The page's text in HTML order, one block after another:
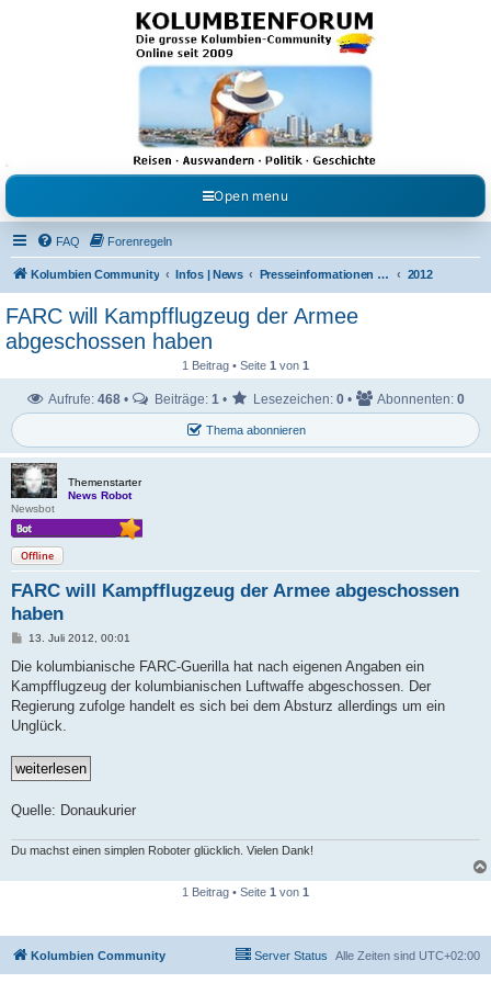
Kolumbienforum - Das
grosse Forum der
Freunde Kolumbiens
Reisen, Auswandern, Kultur, Politik, Geschichte und Visum in Kolumbien und Venezuela.
Austausch, Erfahrungen und Gemeinschaft im Kolumbienforum
Open menu
FAQ Forenregeln
Kolumbien Community Infos | News Presseinformationen & Neuigkeiten 2012
FARC will Kampfflugzeug der Armee
abgeschossen haben
1 Beitrag • Seite 1 von 1
Thema abonnieren
Aufrufe: 468 • Beiträge: 1 • Lesezeichen: 0 • Abonnenten: 0
Themenstarter
News Robot
Newsbot
Offline
FARC will Kampfflugzeug der Armee abgeschossen
haben
B
i
r
a
g
13. Juli 2012, 00:01
Die kolumbianische FARC-Guerilla hat nach eigenen Angaben ein
Kampfflugzeug der kolumbianischen Luftwaffe abgeschossen. Der
Regierung zufolge handelt es sich bei dem Absturz allerdings um ein
Unglück.
Quelle: Donaukurier
Du machst einen simplen Roboter glücklich. Vielen Dank!
1 Beitrag • Seite 1 von 1
Kolumbien Community Alle Zeiten sind UTC+02:00
Server Status